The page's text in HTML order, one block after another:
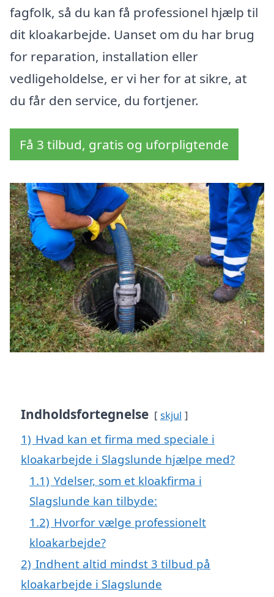
fagfolk, så du kan få professionel hjælp til
dit kloakarbejde. Uanset om du har brug
for reparation, installation eller
vedligeholdelse, er vi her for at sikre, at
du får den service, du fortjener.
Få 3 tilbud, gratis og uforpligtende
Indholdsfortegnelse skjul
1) Hvad kan et firma med speciale i
kloakarbejde i Slagslunde hjælpe med?
1.1) Ydelser, som et kloakfirma i
Slagslunde kan tilbyde:
1.2) Hvorfor vælge professionelt
kloakarbejde?
2) Indhent altid mindst 3 tilbud på
kloakarbejde i Slagslunde